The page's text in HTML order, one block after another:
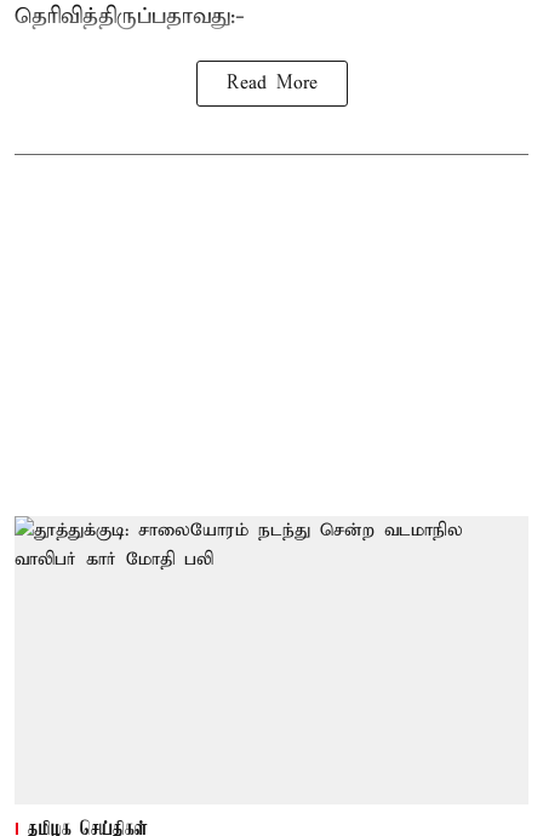
தெரிவித்திருப்பதாவது:-
Read More
தமிழக செய்திகள்